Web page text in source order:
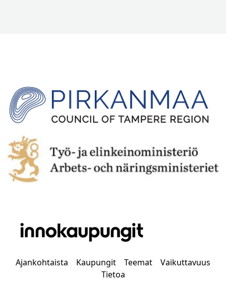
Ajankohtaista Kaupungit Teemat
Vaikuttavuus
Tietoa